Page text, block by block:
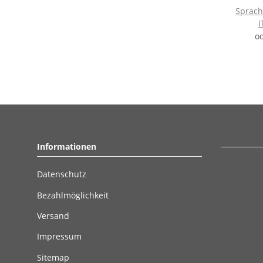
Informationen
Datenschutz
Bezahlmöglichkeit
Versand
Impressum
Sitemap